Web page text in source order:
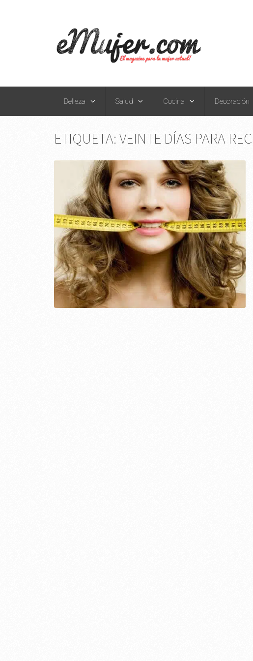
Belleza Salud Cocina Decoración
ETIQUETA: VEINTE DÍAS PARA